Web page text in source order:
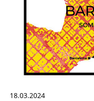
18.03.2024